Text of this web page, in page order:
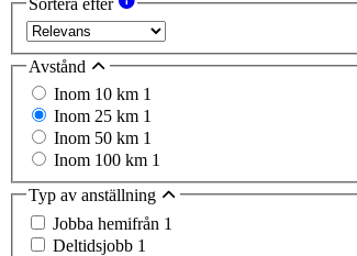
Sortera efter
Avstånd
Inom 10 km 1
Inom 25 km 1
Inom 50 km 1
Inom 100 km 1
Typ av anställning
Jobba hemifrån 1
Deltidsjobb 1